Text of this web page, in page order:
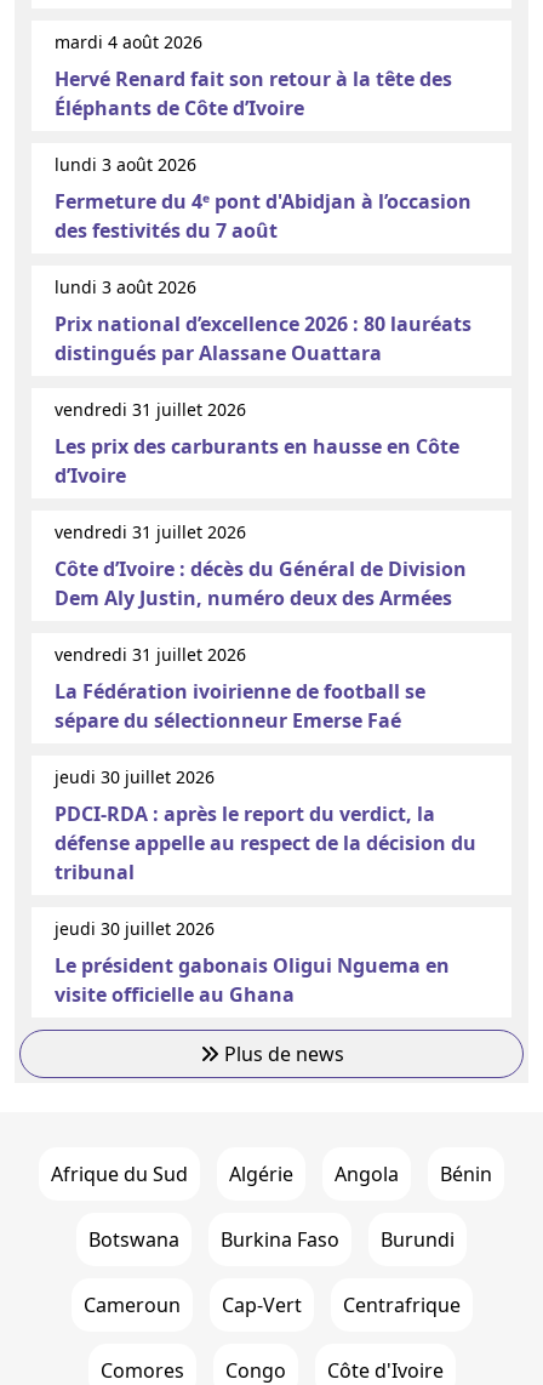
mardi 4 août 2026
Hervé Renard fait son retour à la tête des
Éléphants de Côte d’Ivoire
lundi 3 août 2026
Fermeture du 4ᵉ pont d'Abidjan à l’occasion
des festivités du 7 août
lundi 3 août 2026
Prix national d’excellence 2026 : 80 lauréats
distingués par Alassane Ouattara
vendredi 31 juillet 2026
Les prix des carburants en hausse en Côte
d’Ivoire
vendredi 31 juillet 2026
Côte d’Ivoire : décès du Général de Division
Dem Aly Justin, numéro deux des Armées
vendredi 31 juillet 2026
La Fédération ivoirienne de football se
sépare du sélectionneur Emerse Faé
jeudi 30 juillet 2026
PDCI-RDA : après le report du verdict, la
défense appelle au respect de la décision du
tribunal
jeudi 30 juillet 2026
Le président gabonais Oligui Nguema en
visite officielle au Ghana
Plus de news
Afrique du Sud Algérie Angola Bénin
Botswana Burkina Faso Burundi
Cameroun Cap-Vert Centrafrique
Comores Congo Côte d'Ivoire